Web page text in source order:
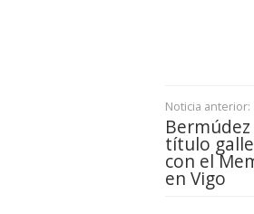
Noticia anterior:
título
con el
en Vigo